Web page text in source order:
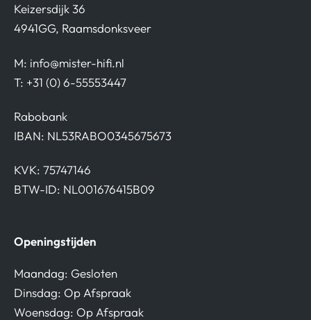
Keizersdijk 36
4941GG, Raamsdonksveer
M: info@mister-hifi.nl
T: +31 (0) 6-55553447
Rabobank
IBAN: NL53RABO0345675673
KVK: 75747146
BTW-ID: NL001676415B09
Openingstijden
Maandag: Gesloten
Dinsdag: Op Afspraak
Woensdag: Op Afspraak